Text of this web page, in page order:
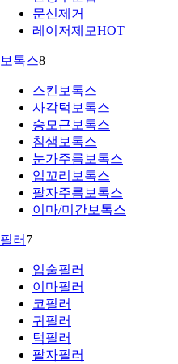
문신제거
레이저제모HOT
보톡스8
스킨보톡스
사각턱보톡스
승모근보톡스
침샘보톡스
눈가주름보톡스
입꼬리보톡스
팔자주름보톡스
이마/미간보톡스
필러 7
입술필러
이마필러
코필러
귀필러
턱필러
팔자필러